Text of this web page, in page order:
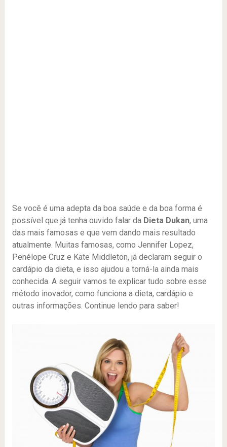
Se você é uma adepta da boa saúde e da boa forma é
possível que já tenha ouvido falar da Dieta Dukan, uma
das mais famosas e que vem dando mais resultado
atualmente. Muitas famosas, como Jennifer Lopez,
Penélope Cruz e Kate Middleton, já declaram seguir o
cardápio da dieta, e isso ajudou a torná-la ainda mais
conhecida. A seguir vamos te explicar tudo sobre esse
método inovador, como funciona a dieta, cardápio e
outras informações. Continue lendo para saber!